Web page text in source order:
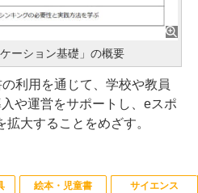
ーション基礎」の概要
利用を通じて、学校や教員
や運営をサポートし、eスポ
大することをめざす。
絵本・児童書 サイエンス